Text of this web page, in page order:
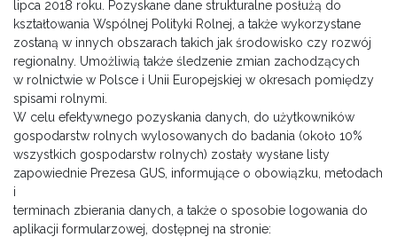
lipca 2018 roku. Pozyskane dane strukturalne posłużą do
kształtowania Wspólnej Polityki Rolnej, a także wykorzystane
zostaną w innych obszarach takich jak środowisko czy rozwój
regionalny. Umożliwią także śledzenie zmian zachodzących
w rolnictwie w Polsce i Unii Europejskiej w okresach pomiędzy
spisami rolnymi.
W celu efektywnego pozyskania danych, do użytkowników
gospodarstw rolnych wylosowanych do badania (około 10%
wszystkich gospodarstw rolnych) zostały wysłane listy
zapowiednie Prezesa GUS, informujące o obowiązku, metodach
i
terminach zbierania danych, a także o sposobie logowania do
aplikacji formularzowej, dostępnej na stronie: